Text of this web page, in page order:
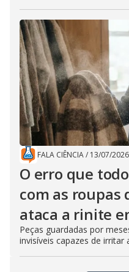
FALA CIÊNCIA/ 13/07/2026
O erro que
com as roupas
ataca a rinite
Peças guardadas por
invisíveis capazes de irritar